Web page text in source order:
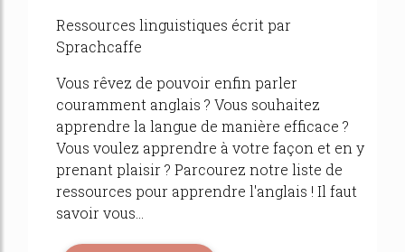
Ressources linguistiques écrit par
Sprachcaffe
Vous rêvez de pouvoir enfin parler
couramment anglais ? Vous souhaitez
apprendre la langue de manière efficace ?
Vous voulez apprendre à votre façon et en y
prenant plaisir ? Parcourez notre liste de
ressources pour apprendre l'anglais ! Il faut
savoir vous...